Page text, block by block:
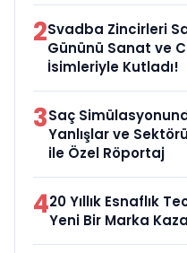
2Svadba Zincirleri
Gününü Sanat ve
İsimleriyle Kutladı!
3Saç
Yanlışlar ve
ile Özel Röportaj
420 Yıllık Esnaflık
Yeni Bir Marka